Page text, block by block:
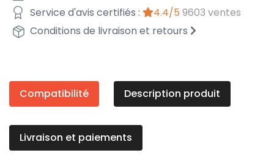
Service d'avis certifiés :
4.4/5 9603 ventes
Conditions de livraison et retours
Compatibilité Description produit
Livraison et paiements